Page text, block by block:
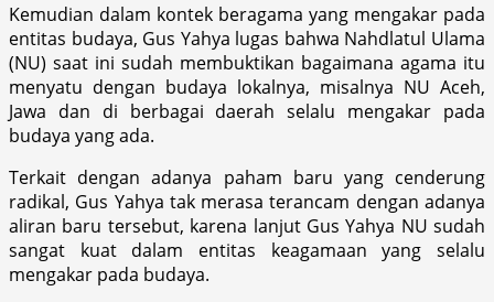
Kemudian dalam kontek beragama yang mengakar pada
entitas budaya, Gus Yahya lugas bahwa Nahdlatul Ulama
(NU) saat ini sudah membuktikan bagaimana agama itu
menyatu dengan budaya lokalnya, misalnya NU Aceh,
Jawa dan di berbagai daerah selalu mengakar pada
budaya yang ada.
Terkait dengan adanya paham baru yang cenderung
radikal, Gus Yahya tak merasa terancam dengan adanya
aliran baru tersebut, karena lanjut Gus Yahya NU sudah
sangat kuat dalam entitas keagamaan yang selalu
mengakar pada budaya.